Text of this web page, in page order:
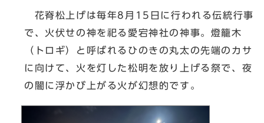
花脊松上げは毎年8月15日に行われる伝統行事
で、火伏せの神を祀る愛宕神社の神事。燈籠木
（トロギ）と呼ばれるひのきの丸太の先端のカサ
に向けて、火を灯した松明を放り上げる祭で、夜
の闇に浮かび上がる火が幻想的です。